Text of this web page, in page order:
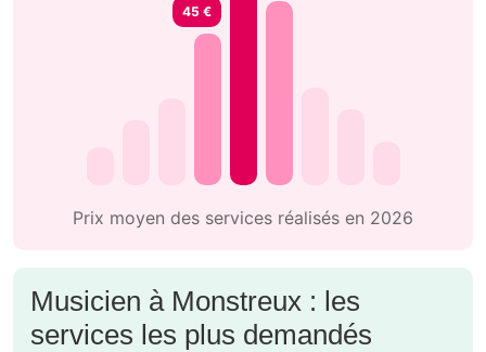
45 €
Prix moyen des services réalisés en 2026
Musicien à Monstreux : les
services les plus demandés